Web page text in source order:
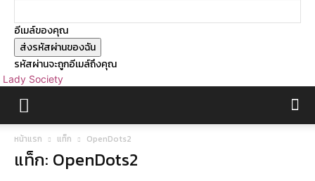
อีเมล์ของคุณ
รหัสผ่านจะถูกอีเมล์ถึงคุณ
Lady Society
หน้าแรก แท็ก OpenDots2
แท็ก: OpenDots2